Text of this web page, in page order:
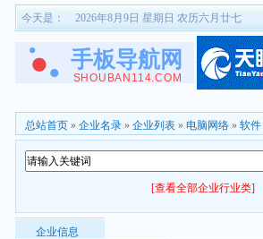
今天是： 2026年8月9日 星期日 农历六月廿七
总站首页 » 企业名录 » 企业列表 » 电脑网络 » 软件
[查看全部企业行业类]
企业信息